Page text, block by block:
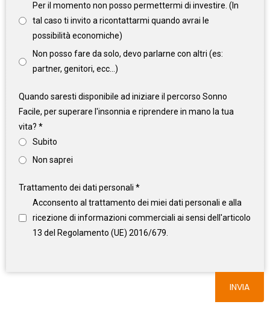
Per il momento non posso permettermi di investire. (In
tal caso ti invito a ricontattarmi quando avrai le
possibilità economiche)
Non posso fare da solo, devo parlarne con altri (es:
partner, genitori, ecc...)
Quando saresti disponibile ad iniziare il percorso Sonno
Facile, per superare l'insonnia e riprendere in mano la tua
vita? *
Subito
Non saprei
Trattamento dei dati personali *
Acconsento al trattamento dei miei dati personali e alla
ricezione di informazioni commerciali ai sensi dell'articolo
13 del Regolamento (UE) 2016/679.
INVIA